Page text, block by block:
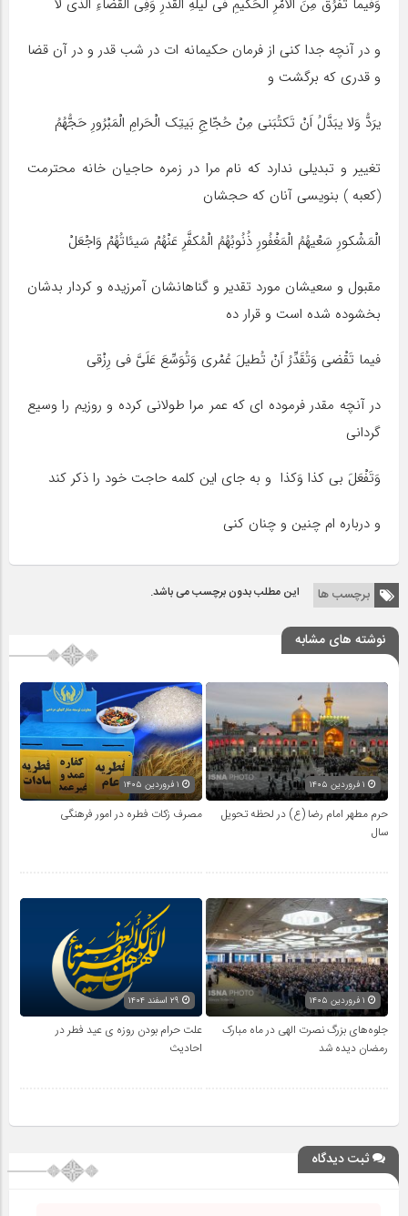
وَفیما تَفْرُقُ مِنَ الاْمْرِ الحَکیمِ فى لَیلَهِ الْقَدْرِ وَفِى الْقَضاَّءِ الَّذى لا
و در آنچه جدا کنى از فرمان حکیمانه ات در شب قدر و در آن قضا
و قدرى که برگشت و
یرَدُّ وَلا یبَدَّلُ اَنْ تَکتُبَنى مِنْ حُجّاجِ بَیتِک الْحَرامِ الْمَبْرُورِ حَجُّهُمُ
تغییر و تبدیلى ندارد که نام مرا در زمره حاجیان خانه محترمت
(کعبه ) بنویسى آنان که حجشان
الْمَشْکورِ سَعْیهُمُ الْمَغْفُورِ ذُنُوبُهُمُ الْمُکفَّرِ عَنْهُمْ سَیئاتُهُمْ وَاجْعَلْ
مقبول و سعیشان مورد تقدیر و گناهانشان آمرزیده و کردار بدشان
بخشوده شده است و قرار ده
فیما تَقْضى وَتُقَدِّرُ اَنْ تُطیلَ عُمْرى وَتُوَسِّعَ عَلَىَّ فى رِزْقى
در آنچه مقدر فرموده اى که عمر مرا طولانى کرده و روزیم را وسیع
گردانى
وَتَفْعَلَ بى کذا وَکذا و به جاى این کلمه حاجت خود را ذکر کند
و درباره ام چنین و چنان کنى
برچسب ها این مطلب بدون برچسب می باشد.
نوشته های مشابه
حرم مطهر امام رضا (ع) در لحظه تحویل
سال
مصرف زکات فطره در امور فرهنگی
جلوه‌های بزرگ نصرت الهی در ماه مبارک
رمضان دیده شد
علت حرام بودن روزه ی عید فطر در
احادیث
ثبت دیدگاه